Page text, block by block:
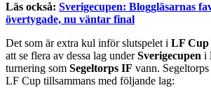
Läs också: Sverigecupen: Bloggläsarnas
övertygade, nu väntar final
Det som är extra kul inför slutspelet i LF Cup
att se flera av dessa lag underSverigecupen i
turnering som Segeltorps IF vann.
LF Cup tillsammans med följande lag: